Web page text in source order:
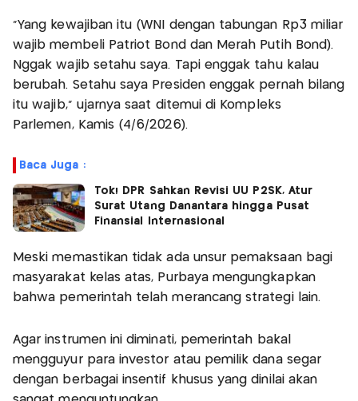
"Yang kewajiban itu (WNI dengan tabungan Rp3 miliar
wajib membeli Patriot Bond dan Merah Putih Bond).
Nggak wajib setahu saya. Tapi enggak tahu kalau
berubah. Setahu saya Presiden enggak pernah bilang
itu wajib," ujarnya saat ditemui di Kompleks
Parlemen, Kamis (4/6/2026).
Baca Juga :
Tok! DPR Sahkan Revisi UU P2SK, Atur
Surat Utang Danantara hingga Pusat
Finansial Internasional
Meski memastikan tidak ada unsur pemaksaan bagi
masyarakat kelas atas, Purbaya mengungkapkan
bahwa pemerintah telah merancang strategi lain.
Agar instrumen ini diminati, pemerintah bakal
mengguyur para investor atau pemilik dana segar
dengan berbagai insentif khusus yang dinilai akan